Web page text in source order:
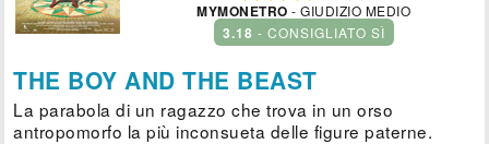
MYMONETRO - GIUDIZIO MEDIO
3.18 - CONSIGLIATO SÌ
THE BOY AND THE BEAST
La parabola di un ragazzo che trova in un orso
antropomorfo la più inconsueta delle figure paterne.